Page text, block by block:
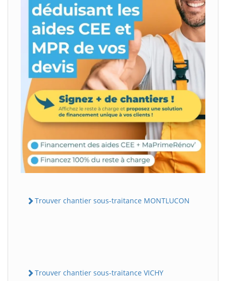
Trouver chantier sous-traitance MONTLUCON
Trouver chantier sous-traitance VICHY